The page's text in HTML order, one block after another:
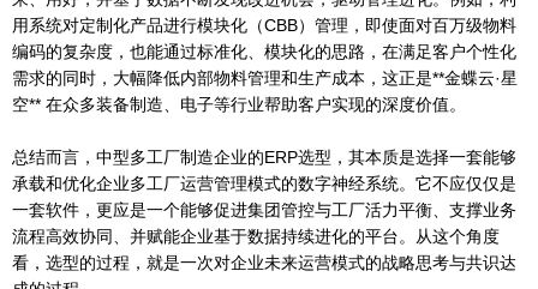
用系统对定制化产品进行模块化（CBB）管理，即使面对百万级物料
编码的复杂度，也能通过标准化、模块化的思路，在满足客户个性化
需求的同时，大幅降低内部物料管理和生产成本，这正是**金蝶云·星
空** 在众多装备制造、电子等行业帮助客户实现的深度价值。
总结而言，中型多工厂制造企业的ERP选型，其本质是选择一套能够
承载和优化企业多工厂运营管理模式的数字神经系统。它不应仅仅是
一套软件，更应是一个能够促进集团管控与工厂活力平衡、支撑业务
流程高效协同、并赋能企业基于数据持续进化的平台。从这个角度
看，选型的过程，就是一次对企业未来运营模式的战略思考与共识达